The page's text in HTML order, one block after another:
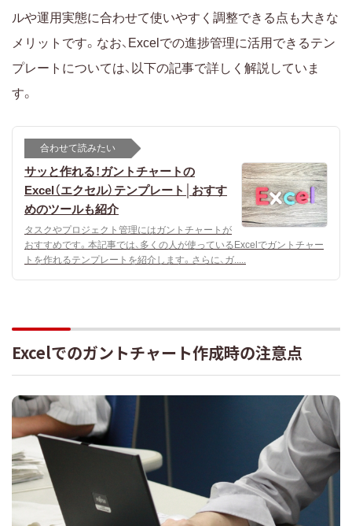
ルや運用実態に合わせて使いやすく調整できる点も大きな
メリットです。なお、Excelでの進捗管理に活用できるテン
プレートについては、以下の記事で詳しく解説していま
す。
合わせて読みたい
サッと作れる！ガントチャートの
Excel（エクセル）テンプレート│おすす
めのツールも紹介
タスクやプロジェクト管理にはガントチャートが
おすすめです。本記事では、多くの人が使っているExcelでガントチャー
トを作れるテンプレートを紹介します。さらに、ガ.....
Excelでのガントチャート作成時の注意点